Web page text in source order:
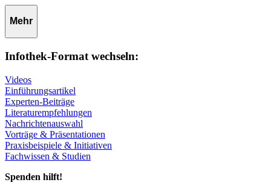
Mehr
Infothek-Format wechseln:
Videos
Einführungsartikel
Experten-Beiträge
Literaturempfehlungen
Nachrichtenauswahl
Vorträge & Präsentationen
Praxisbeispiele & Initiativen
Fachwissen & Studien
Spenden hilft!